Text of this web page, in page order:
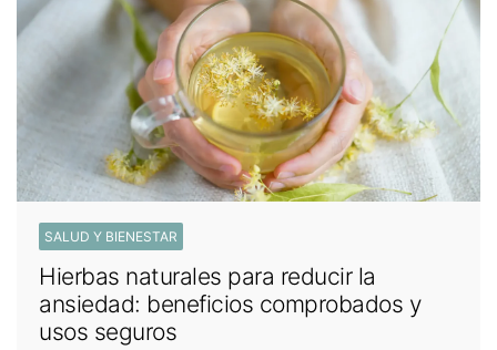
SALUD Y BIENESTAR
Hierbas naturales para reducir la
ansiedad: beneficios comprobados y
usos seguros